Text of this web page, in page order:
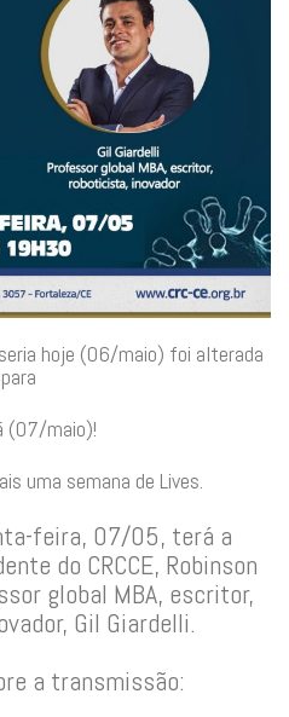
hoje (06/maio) foi alterada
para
(07/maio)!
uma semana de Lives.
feira, 07/05, terá a
do CRCCE, Robinson
global MBA, escritor,
Gil Giardelli.
a transmissão: